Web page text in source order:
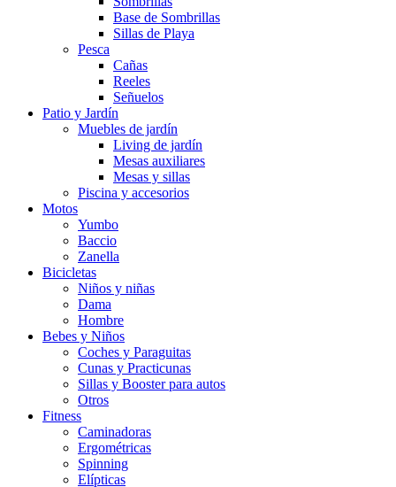
Base de Sombrillas
Sillas de Playa
Pesca
Cañas
Reeles
Señuelos
Patio y Jardín
Muebles de jardín
Living de jardín
Mesas auxiliares
Mesas y sillas
Piscina y accesorios
Motos
Yumbo
Baccio
Zanella
Bicicletas
Niños y niñas
Dama
Hombre
Bebes y Niños
Coches y Paraguitas
Cunas y Practicunas
Sillas y Booster para autos
Otros
Fitness
Caminadoras
Ergométricas
Spinning
Elípticas